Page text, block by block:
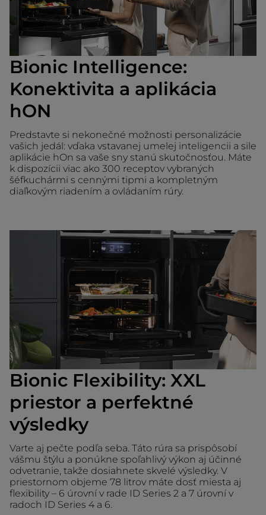
Bionic Intelligence:
Konektivita a aplikácia
hON
Predstavte si nekonečné možnosti personalizácie
vašich jedál: vďaka vstavanej umelej inteligencii a sile
aplikácie hOn sa vaše sny stanú skutočnosťou. Máte
k dispozícii viac ako 300 receptov vybraných
šéfkuchármi s cennými tipmi a kompletným
diaľkovým riadením a ovládaním rúry.
Bionic Flexibility: XXL
priestor a perfektné
výsledky
Varte aj pečte podľa seba. Táto rúra sa prispôsobí
vášmu štýlu a ponúkne spoľahlivý výkon aj účinné
odvetranie, takže dosiahnete skvelé výsledky. V
priestornom objeme 78 litrov máte dosť miesta aj
flexibility – 6 úrovní v rade ID Series 2 a 7 úrovní v
radoch ID Series 4 a 6.